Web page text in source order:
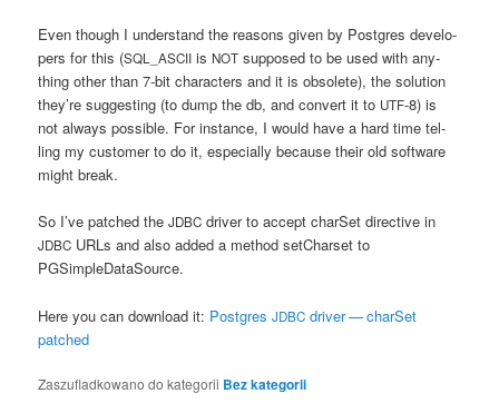
Even tho­ugh I under­stand the reasons given by Post­gres deve­lo­
pers for this (SQL_ASCII isNOT sup­po­sed to be used with any­
thing other than 7‑bit cha­rac­ters and it is obso­le­te), the solu­tion
they­’re sug­ge­sting (to dump the db, and convert it to UTF‑8) is
not always possi­ble. For instan­ce, I would have a hard time tel­
ling my custo­mer to do it, espe­cial­ly becau­se the­ir old softwa­re
might break.
So I’ve pat­ched theJDBC dri­ver to accept char­Set direc­ti­ve in
JDBC URLs and also added a method set­Char­set to
PGSimpleDataSource.
Here you can down­lo­ad it: Post­gresJDBC dri­ver — char­Set
patched
Zaszufladkowano do kategorii Bez kategorii